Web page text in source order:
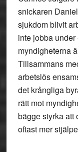
snickaren
sjukdom blivit
inte jobba
myndigheterna
Tillsammans
arbetslös
det krångliga
rätt mot
bägge styrka att
oftast mer